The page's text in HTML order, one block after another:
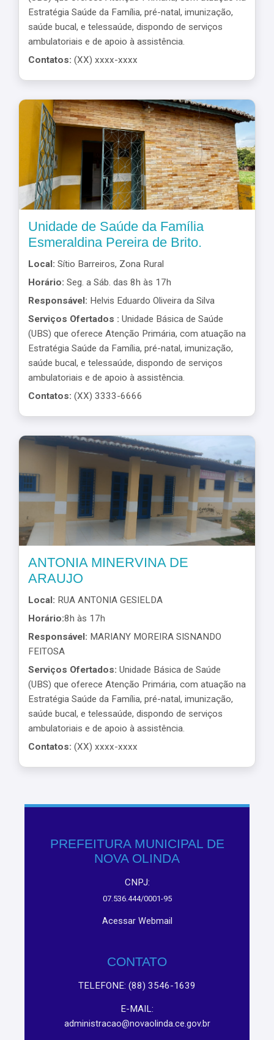
Estratégia Saúde da Família, pré-natal, imunização,
saúde bucal, e telessaúde, dispondo de serviços
ambulatoriais e de apoio à assistência.
Contatos: (XX) xxxx-xxxx
Unidade de Saúde da Família
Esmeraldina Pereira de Brito.
Local: Sítio Barreiros, Zona Rural
Horário: Seg. a Sáb. das 8h às 17h
Responsável: Helvis Eduardo Oliveira da Silva
Serviços Ofertados : Unidade Básica de Saúde
(UBS) que oferece Atenção Primária, com atuação na
Estratégia Saúde da Família, pré-natal, imunização,
saúde bucal, e telessaúde, dispondo de serviços
ambulatoriais e de apoio à assistência.
Contatos: (XX) 3333-6666
ANTONIA MINERVINA DE
ARAUJO
Local: RUA ANTONIA GESIELDA
Horário:8h às 17h
Responsável: MARIANY MOREIRA SISNANDO
FEITOSA
Serviços Ofertados: Unidade Básica de Saúde
(UBS) que oferece Atenção Primária, com atuação na
Estratégia Saúde da Família, pré-natal, imunização,
saúde bucal, e telessaúde, dispondo de serviços
ambulatoriais e de apoio à assistência.
Contatos: (XX) xxxx-xxxx
PREFEITURA MUNICIPAL DE
NOVA OLINDA
CNPJ:
07.536.444/0001-95
Acessar Webmail
CONTATO
TELEFONE: (88) 3546-1639
E-MAIL:
administracao@novaolinda.ce.gov.br